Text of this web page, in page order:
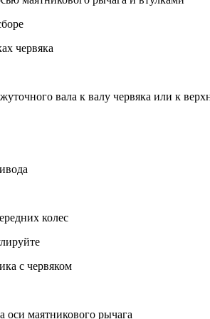
червяка
вала к валу червяка или к
колеса
колес
с червяком
оси маятникового рычага